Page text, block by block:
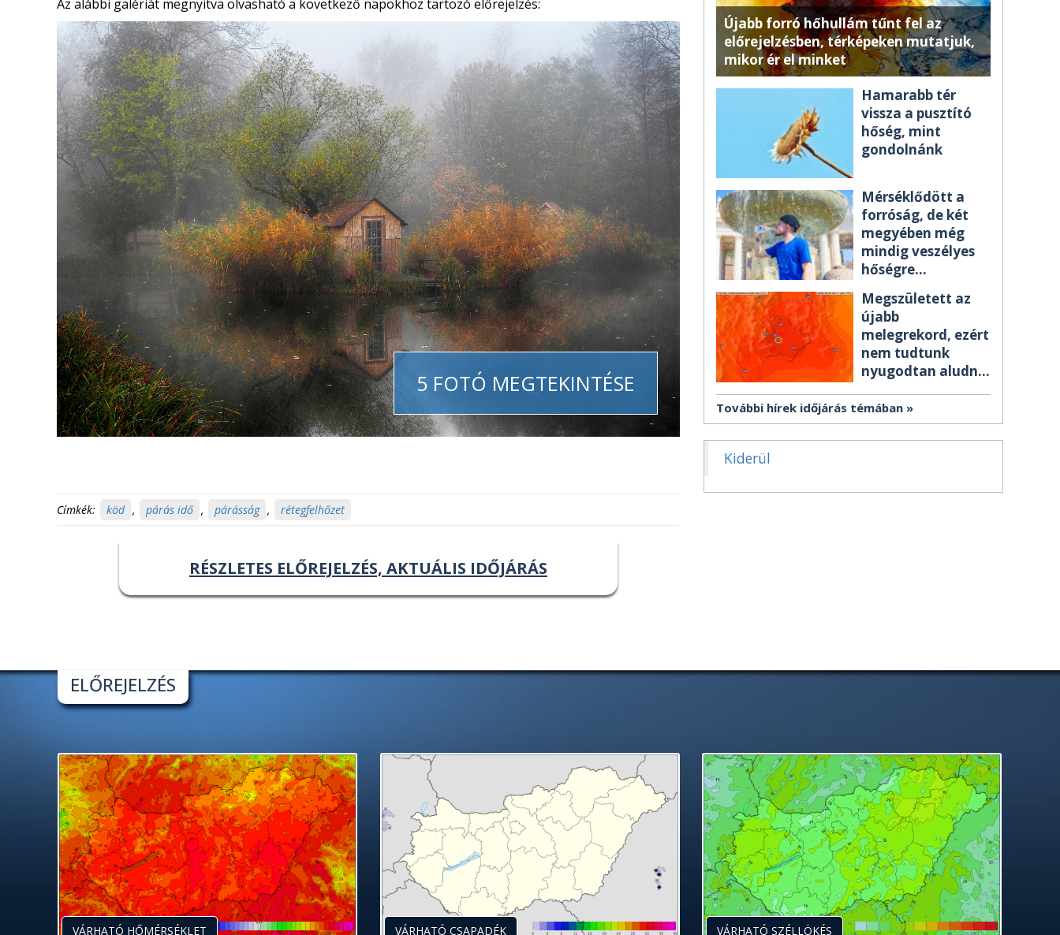
Az alábbi galériát megnyitva olvasható a következő napokhoz tartozó előrejelzés:
5 FOTÓ MEGTEKINTÉSE
Címkék: köd , párás idő , párásság , rétegfelhőzet
RÉSZLETES ELŐREJELZÉS, AKTUÁLIS IDŐJÁRÁS
Újabb forró hőhullám tűnt fel az
előrejelzésben, térképeken mutatjuk,
mikor ér el minket
Hamarabb tér
vissza a pusztító
hőség, mint
gondolnánk
Mérséklődött a
forróság, de két
megyében még
mindig veszélyes
hőségre
Megszületett az
újabb
melegrekord, ezért
nem tudtunk
nyugodtan aludni
További hírek időjárás témában
Kiderül
ELŐREJELZÉS
VÁRHATÓ HŐMÉRSÉKLET VÁRHATÓ CSAPADÉK VÁRHATÓ SZÉLLÖKÉS